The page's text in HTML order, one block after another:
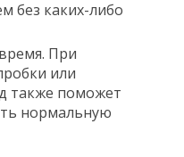
без каких-либо
При
или
также поможет
нормальную